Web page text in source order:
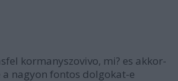
kormanyszovivo, mi? es akkor-
nagyon fontos dolgokat-e